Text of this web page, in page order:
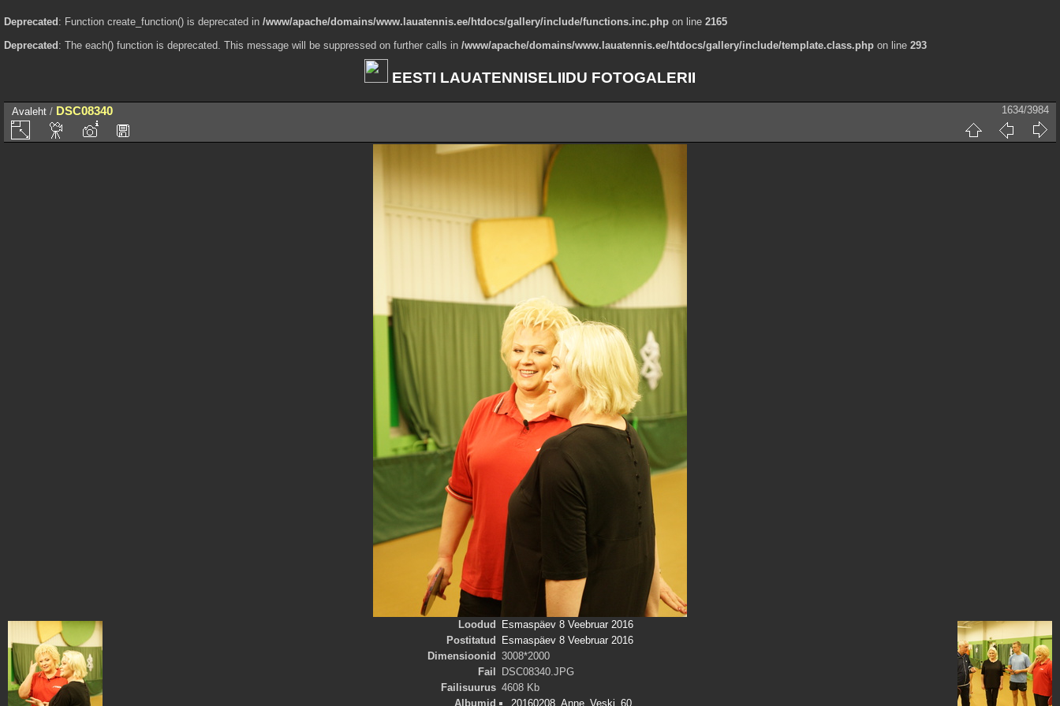
Deprecated : Function create_function() is deprecated in /www/apache/domains/www.lauatennis.ee/htdocs/gallery/include/functions.inc.php on line 2165
Deprecated : The each() function is deprecated. This message will be suppressed on further calls in /www/apache/domains/www.lauatennis.ee/htdocs/gallery/include/template.class.php on line 293
EESTI LAUATENNISELIIDU FOTOGALERII
Avaleht / DSC08340 1634/3984
Loodud
Esmaspäev 8 Veebruar 2016
Postitatud
Esmaspäev 8 Veebruar 2016
Dimensioonid 3008*2000
Fail
DSC08340.JPG
Failisuurus 4608 Kb
Albumid
20160208_Anne_Veski_60